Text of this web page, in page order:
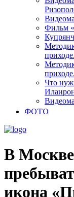
Фильм
Что
ФОТО
В
икона